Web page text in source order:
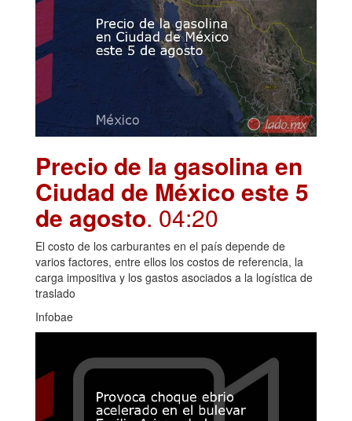
Precio de la gasolina en
Ciudad de México este 5
de agosto. 04:20
El costo de los carburantes en el país depende de
varios factores, entre ellos los costos de referencia, la
carga impositiva y los gastos asociados a la logística de
traslado
Infobae